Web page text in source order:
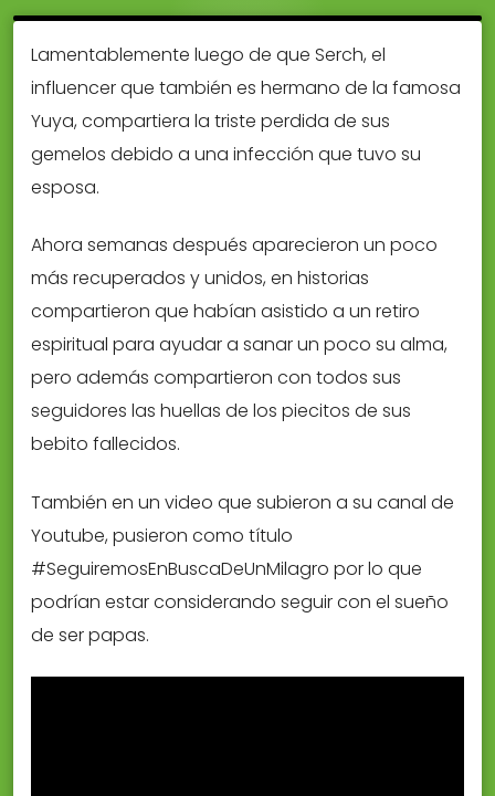
Lamentablemente luego de que Serch, el
influencer que también es hermano de la famosa
Yuya, compartiera la triste perdida de sus
gemelos debido a una infección que tuvo su
esposa.
Ahora semanas después aparecieron un poco
más recuperados y unidos, en historias
compartieron que habían asistido a un retiro
espiritual para ayudar a sanar un poco su alma,
pero además compartieron con todos sus
seguidores las huellas de los piecitos de sus
bebito fallecidos.
También en un video que subieron a su canal de
Youtube, pusieron como título
#SeguiremosEnBuscaDeUnMilagro por lo que
podrían estar considerando seguir con el sueño
de ser papas.